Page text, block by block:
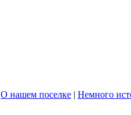
О нашем поселке | Немного